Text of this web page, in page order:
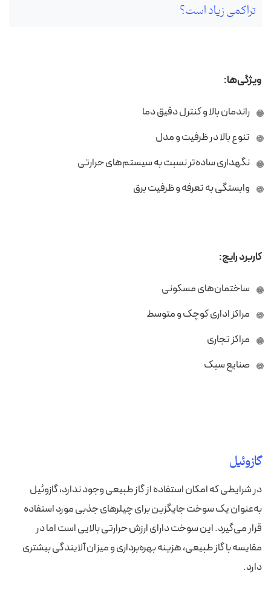
تراکمی زیاد است؟
ویژگی‌ها:
راندمان بالا و کنترل دقیق دما
تنوع بالا در ظرفیت و مدل
نگهداری ساده‌تر نسبت به سیستم‌های حرارتی
وابستگی به تعرفه و ظرفیت برق
کاربرد رایج:
ساختمان‌های مسکونی
مراکز اداری کوچک و متوسط
مراکز تجاری
صنایع سبک
گازوئیل
در شرایطی که امکان استفاده از گاز طبیعی وجود ندارد، گازوئیل
به‌عنوان یک سوخت جایگزین برای چیلرهای جذبی مورد استفاده
قرار می‌گیرد. این سوخت دارای ارزش حرارتی بالایی است اما در
مقایسه با گاز طبیعی، هزینه بهره‌برداری و میزان آلایندگی بیشتری
دارد.